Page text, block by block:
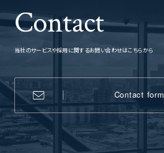
Contact
当社のサービスや採用に関するお問い合わせはこちらから
Contact form